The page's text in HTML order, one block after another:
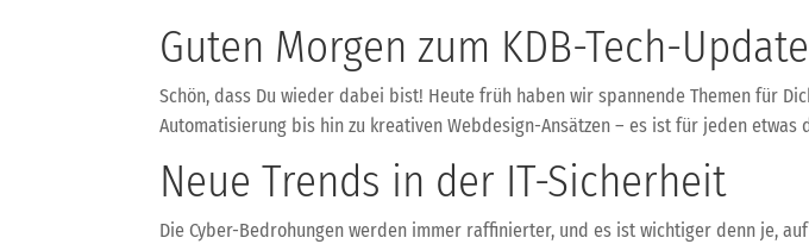
Guten Morgen zum KDB-Tech-
Schön, dass Du wieder dabei bist! Heute früh haben wir spannende Themen für
Automatisierung bis hin zu kreativen Webdesign-Ansätzen – es ist für jeden etwas
Neue Trends in der IT-Sicherheit
Die Cyber-Bedrohungen werden immer raffinierter, und es ist wichtiger denn je,